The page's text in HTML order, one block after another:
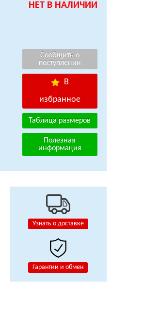
НЕТ В НАЛИЧИИ
В
избранное
Таблица размеров
Полезная
информация
Узнать о доставке
Гарантии и обмен